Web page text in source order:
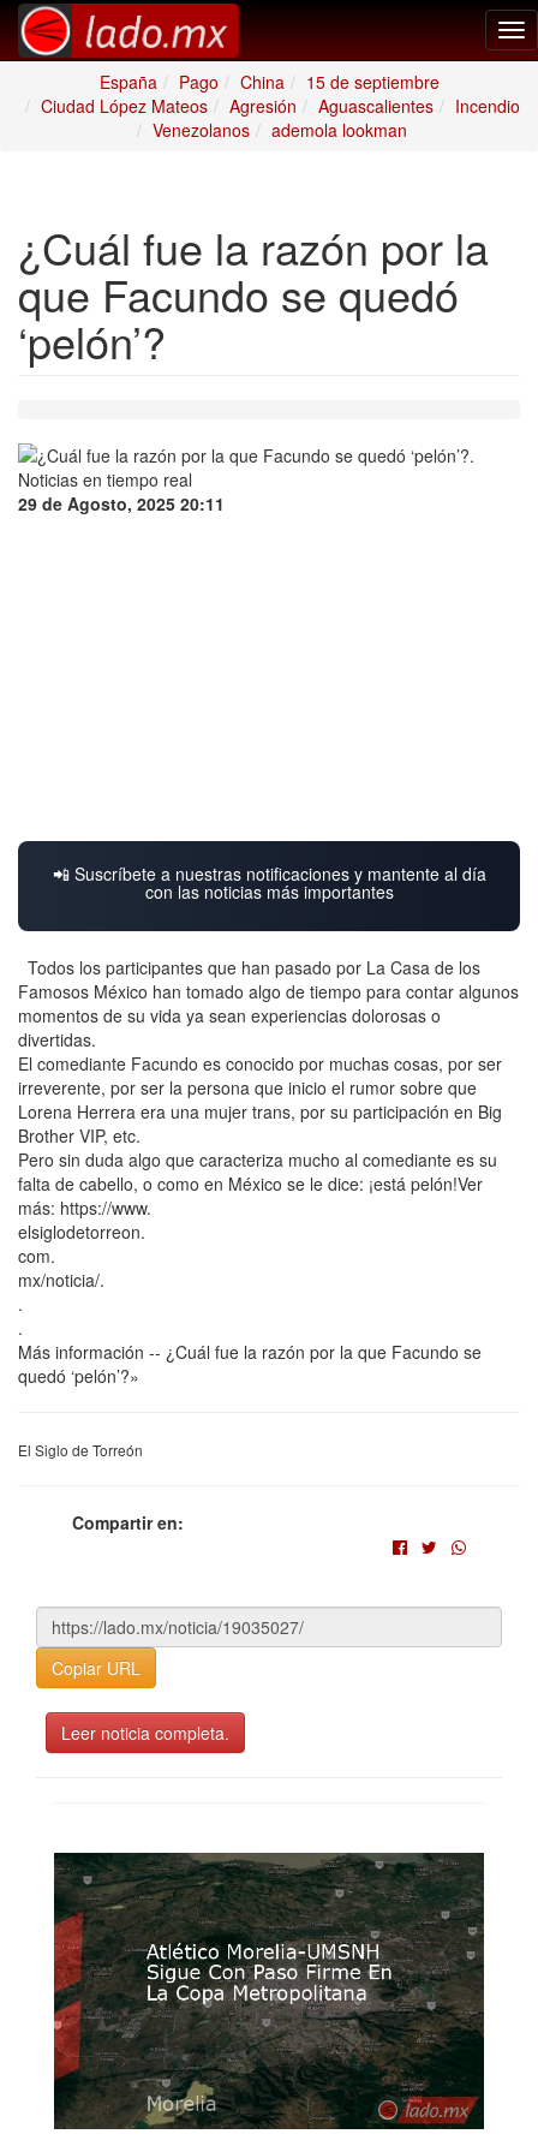
España
Pago China
15 de septiembre
Ciudad López Mateos
Agresión Aguascalientes
Incendio
Venezolanos
ademola lookman
¿Cuál fue la razón por la
que Facundo se quedó
‘pelón’?
29 de Agosto, 2025 20:11
📲 Suscríbete a nuestras notificaciones y mantente al día
con las noticias más importantes
Todos los participantes que han pasado por La Casa de los
Famosos México han tomado algo de tiempo para contar algunos
momentos de su vida ya sean experiencias dolorosas o
divertidas.
El comediante Facundo es conocido por muchas cosas, por ser
irreverente, por ser la persona que inicio el rumor sobre que
Lorena Herrera era una mujer trans, por su participación en Big
Brother VIP, etc.
Pero sin duda algo que caracteriza mucho al comediante es su
falta de cabello, o como en México se le dice: ¡está pelón!Ver
más: https://www.
elsiglodetorreon.
com.
mx/noticia/.
.
.
Más información -- ¿Cuál fue la razón por la que Facundo se
quedó ‘pelón’?»
El Siglo de Torreón
Compartir en:
Copiar URL
Leer noticia completa.